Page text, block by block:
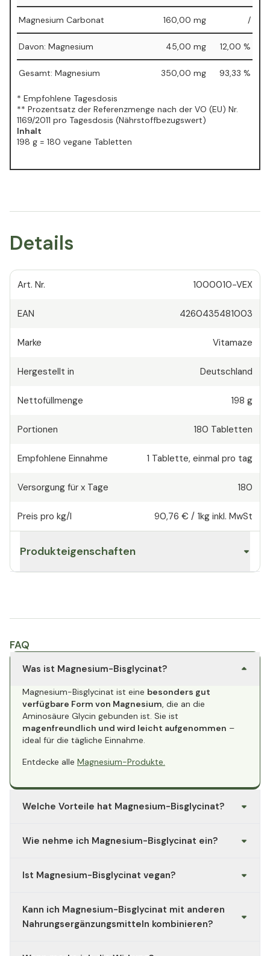
Magnesium Carbonat 160,00 mg /
Davon: Magnesium 45,00 mg 12,00 %
Gesamt: Magnesium 350,00 mg 93,33 %
* Empfohlene Tagesdosis
** Prozentsatz der Referenzmenge nach der VO (EU) Nr.
1169/2011 pro Tagesdosis (Nährstoffbezugswert)
Inhalt
198 g = 180 vegane Tabletten
Details
Art. Nr. 1000010-VEX
EAN 4260435481003
Marke Vitamaze
Hergestellt in Deutschland
Nettofüllmenge 198 g
Portionen 180 Tabletten
Empfohlene Einnahme 1 Tablette, einmal pro tag
Versorgung für x Tage 180
Preis pro kg/l 90,76 € / 1kg inkl. MwSt
Produkteigenschaften
FAQ
Was ist Magnesium-Bisglycinat?
Magnesium-Bisglycinat ist eine besonders gut
verfügbare Form von Magnesium, die an die
Aminosäure Glycin gebunden ist. Sie ist
magenfreundlich und wird leicht aufgenommen –
ideal für die tägliche Einnahme.
Entdecke alle Magnesium-Produkte.
Welche Vorteile hat Magnesium-Bisglycinat?
einem normalen Energiestoffwechsel und einer
unterstützt die Erhaltung normaler Knochen und
Sieh dir mehr Produkte fürEnergie & Leistung,Müdigkeit
undMuskelnan.
Wie nehme ich Magnesium-Bisglycinat ein?
Wasser ein, am besten zu einer Mahlzeit. Halte dich
Ist Magnesium-Bisglycinat vegan?
Inhaltsstoffeund ist frei von Gelatine oder anderen
tierischen Bestandteilen.
Kann ich Magnesium-Bisglycinat mit anderen
Nahrungsergänzungsmitteln kombinieren?